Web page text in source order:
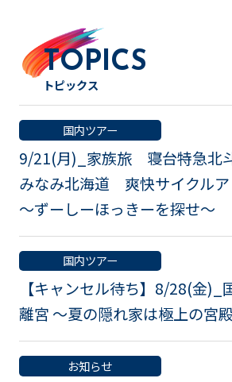
TOPICS
トピックス
国内ツアー
9/21(月)_家族旅 寝台特急北
みなみ北海道 爽快サイクル
～ずーしーほっきーを探せ～
国内ツアー
【キャンセル待ち】8/28(金)_
離宮 ～夏の隠れ家は極上の宮
お知らせ